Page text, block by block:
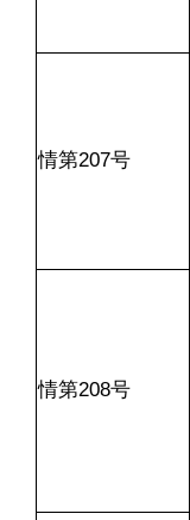
情第207号
情第208号